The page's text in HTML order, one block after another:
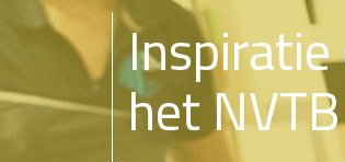
het NVTB